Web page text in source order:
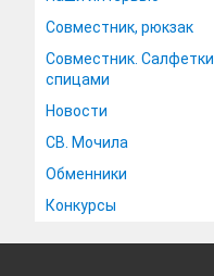
Совместник, рюкзак
Совместник. Салфетки
спицами
Новости
СВ. Мочила
Обменники
Конкурсы